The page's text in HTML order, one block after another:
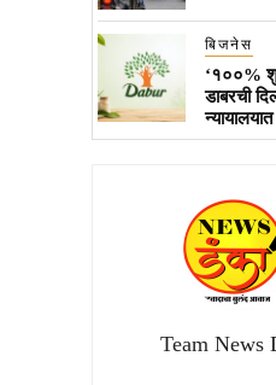
बिजनेस
‘१००%
डाबरची
Team News